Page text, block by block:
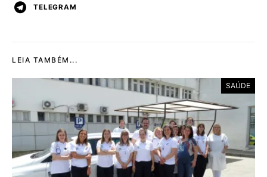
TELEGRAM
LEIA TAMBÉM...
SAÚDE